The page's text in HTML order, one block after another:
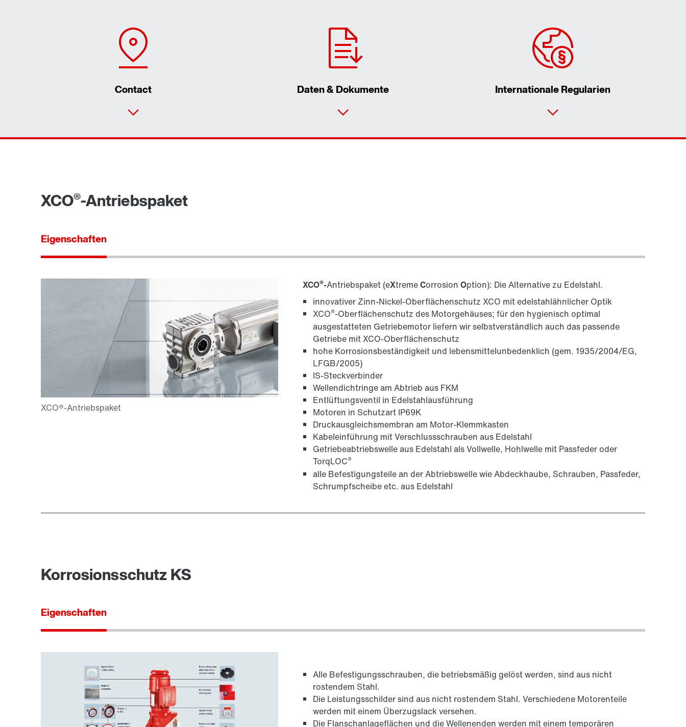
Contact Daten & Dokumente Internationale Regularien
XCO®-Antriebspaket
Eigenschaften
XCO®-Antriebspaket (eXtremeCorrosionOption): Die Alternative zu Edelstahl.
innovativer Zinn-Nickel-Oberflächenschutz XCO mit edelstahlähnlicher Optik
XCO®-Oberflächenschutz des Motorgehäuses; für den hygienisch optimal
ausgestatteten Getriebemotor liefern wir selbstverständlich auch das passende
Getriebe mit XCO-Oberflächenschutz
hohe Korrosionsbeständigkeit und lebensmittelunbedenklich (gem. 1935/2004/EG,
LFGB/2005)
IS-Steckverbinder
Wellendichtringe am Abtrieb aus FKM
Entlüftungsventil in Edelstahlausführung
Motoren in Schutzart IP69K
Druckausgleichsmembran am Motor-Klemmkasten
Kabeleinführung mit Verschlussschrauben aus Edelstahl
Getriebeabtriebswelle aus Edelstahl als Vollwelle, Hohlwelle mit Passfeder oder
TorqLOC®
alle Befestigungsteile an der Abtriebswelle wie Abdeckhaube, Schrauben, Passfeder,
Schrumpfscheibe etc. aus Edelstahl
Korrosionsschutz KS
Eigenschaften
Alle Befestigungsschrauben, die betriebsmäßig gelöst werden, sind aus nicht
rostendem Stahl.
Die Leistungsschilder sind aus nicht rostendem Stahl. Verschiedene Motorenteile
werden mit einem Überzugslack versehen.
Die Flanschanlageflächen und die Wellenenden werden mit einem temporären